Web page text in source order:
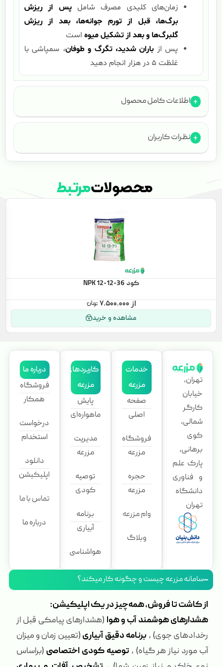
زمان‌های کلیدی مصرف شاملپس از ریزش
برگ‌ها، قبل از تورم جوانه‌ها، بعد از ریزش
گلبرگ‌ها و بعد از تشکیل میوهاست
پس از باران شدید، تگرگ و طوفان، سمپاشی با
غلظت ۵ در هزار انجام دهید
اطلاعات کامل محصول
نظرات کاربران
محصولاتمرتبط
کود NPK 12-12-36
۷.۵۰۰.۰۰۰
مشاهده و خرید
تهران،
خیابان
کارگر
شمالی،
کوی
برهانی،
پارک علم
و فناوری
دانشگاه
تهران
خدمات
مزرعه
صفحه
اصلی
فروشگاه
مزرعه
حجره
مزرعه
وام مزرعه
وبلاگ
کاربردهای
مزرعه
پایش
ماهواره‌ای
مدیریت
مزرعه
توصیه
کودی
برنامه
آبیاری
هواشناسی
درباره ما
فروشگاه
همکار
درخواست
استخدام
دانلود
اپلیکیشن
تماس با ما
درباره ما
سامانه مزرعه چیست و چگونه کار میکند؟
از کاشت تا فروش، همه‌چیز در یک اپلیکیشن:
هشدارهای هوشمند آب و هوا (هشدارهای پیامکی قبل از
رخدادهای جوی) ، برنامه دقیق آبیاری (تعیین زمان و میزان
آب مورد نیاز هر گیاه) ، توصیه کودی اختصاصی (براساس